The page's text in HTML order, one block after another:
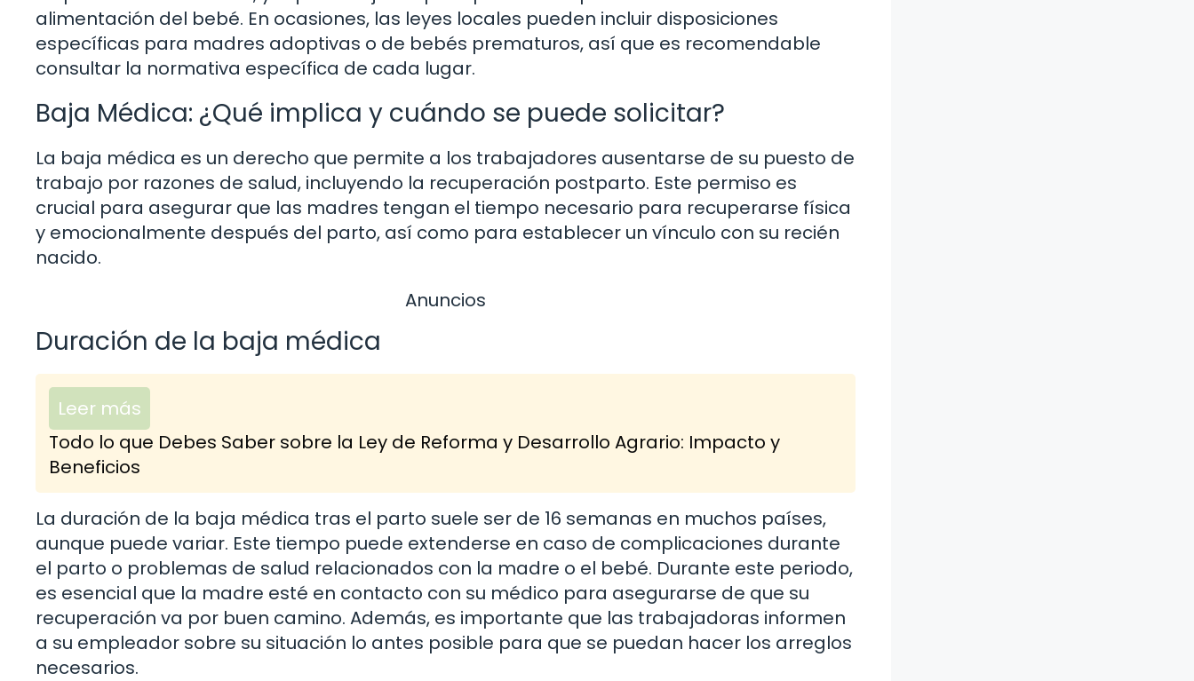
alimentación del bebé. En ocasiones, las leyes locales pueden incluir disposiciones
específicas para madres adoptivas o de bebés prematuros, así que es recomendable
consultar la normativa específica de cada lugar.
Baja Médica: ¿Qué implica y cuándo se puede solicitar?
La baja médica es un derecho que permite a los trabajadores ausentarse de su puesto de
trabajo por razones de salud, incluyendo la recuperación postparto. Este permiso es
crucial para asegurar que las madres tengan el tiempo necesario para recuperarse física
y emocionalmente después del parto, así como para establecer un vínculo con su recién
nacido.
Anuncios
Duración de la baja médica
Leer más
Todo lo que Debes Saber sobre la Ley de Reforma y Desarrollo Agrario: Impacto y
Beneficios
La duración de la baja médica tras el parto suele ser de 16 semanas en muchos países,
aunque puede variar. Este tiempo puede extenderse en caso de complicaciones durante
el parto o problemas de salud relacionados con la madre o el bebé. Durante este periodo,
es esencial que la madre esté en contacto con su médico para asegurarse de que su
recuperación va por buen camino. Además, es importante que las trabajadoras informen
a su empleador sobre su situación lo antes posible para que se puedan hacer los arreglos
necesarios.